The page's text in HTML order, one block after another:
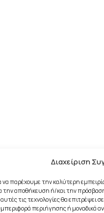
Διαχείριση
να παρέχουμε την καλύτερη
την αποθήκευση ή/και την
τις τεχνολογίες θα
περιήγησης ή μοναδικά